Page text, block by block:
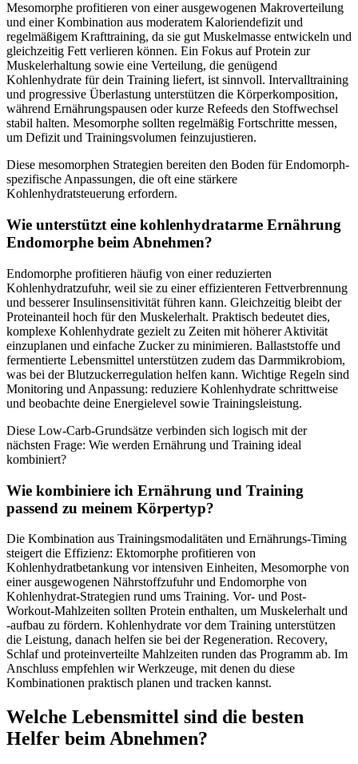
Mesomorphe profitieren von einer ausgewogenen Makroverteilung
und einer Kombination aus moderatem Kaloriendefizit und
regelmäßigem Krafttraining, da sie gut Muskelmasse entwickeln und
gleichzeitig Fett verlieren können. Ein Fokus auf Protein zur
Muskelerhaltung sowie eine Verteilung, die genügend
Kohlenhydrate für dein Training liefert, ist sinnvoll. Intervalltraining
und progressive Überlastung unterstützen die Körperkomposition,
während Ernährungspausen oder kurze Refeeds den Stoffwechsel
stabil halten. Mesomorphe sollten regelmäßig Fortschritte messen,
um Defizit und Trainingsvolumen feinzujustieren.
Diese mesomorphen Strategien bereiten den Boden für Endomorph-
spezifische Anpassungen, die oft eine stärkere
Kohlenhydratsteuerung erfordern.
Wie unterstützt eine kohlenhydratarme Ernährung
Endomorphe beim Abnehmen?
Endomorphe profitieren häufig von einer reduzierten
Kohlenhydratzufuhr, weil sie zu einer effizienteren Fettverbrennung
und besserer Insulinsensitivität führen kann. Gleichzeitig bleibt der
Proteinanteil hoch für den Muskelerhalt. Praktisch bedeutet dies,
komplexe Kohlenhydrate gezielt zu Zeiten mit höherer Aktivität
einzuplanen und einfache Zucker zu minimieren. Ballaststoffe und
fermentierte Lebensmittel unterstützen zudem das Darmmikrobiom,
was bei der Blutzuckerregulation helfen kann. Wichtige Regeln sind
Monitoring und Anpassung: reduziere Kohlenhydrate schrittweise
und beobachte deine Energielevel sowie Trainingsleistung.
Diese Low-Carb-Grundsätze verbinden sich logisch mit der
nächsten Frage: Wie werden Ernährung und Training ideal
kombiniert?
Wie kombiniere ich Ernährung und Training
passend zu meinem Körpertyp?
Die Kombination aus Trainingsmodalitäten und Ernährungs-Timing
steigert die Effizienz: Ektomorphe profitieren von
Kohlenhydratbetankung vor intensiven Einheiten, Mesomorphe von
einer ausgewogenen Nährstoffzufuhr und Endomorphe von
Kohlenhydrat-Strategien rund ums Training. Vor- und Post-
Workout-Mahlzeiten sollten Protein enthalten, um Muskelerhalt und
-aufbau zu fördern. Kohlenhydrate vor dem Training unterstützen
die Leistung, danach helfen sie bei der Regeneration. Recovery,
Schlaf und proteinverteilte Mahlzeiten runden das Programm ab. Im
Anschluss empfehlen wir Werkzeuge, mit denen du diese
Kombinationen praktisch planen und tracken kannst.
Welche Lebensmittel sind die besten
Helfer beim Abnehmen?